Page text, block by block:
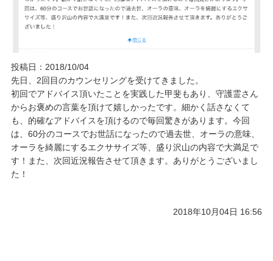
投稿日：2018/10/04
先日、2回目のカウンセリングを受けてきました。
初回でアドバイス頂いたことを実践した甲斐もあり、守護霊さん
からお褒めの言葉を頂けて嬉しかったです。細かく話さなくて
も、的確なアドバイスを頂けるので毎回驚きがあります。今回
は、60分のコースでお世話になったので過去世、オーラの意味、
オーラを綺麗にするエクササイズ等、盛り沢山の内容で大満足で
す！また、次回近況報告させて頂きます。ありがとうございまし
た！
2018年10月04日 16:56